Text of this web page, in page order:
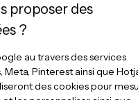
proposer des
?
au travers des services
Pinterest ainsi que
des cookies pour